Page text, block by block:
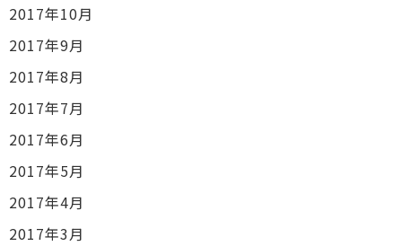
2017年10月
2017年9月
2017年8月
2017年7月
2017年6月
2017年5月
2017年4月
2017年3月